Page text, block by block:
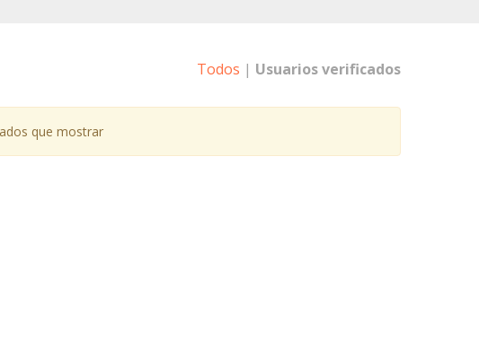
Todos | Usuarios verificados
que mostrar